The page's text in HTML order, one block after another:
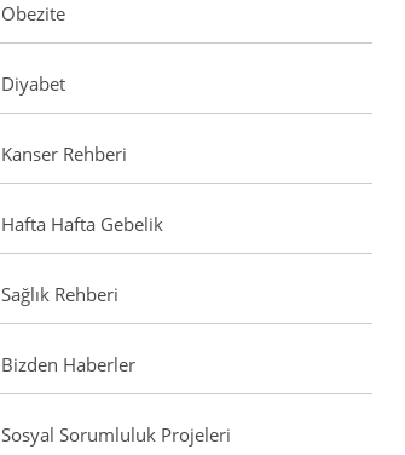
Obezite
Diyabet
Kanser Rehberi
Hafta Hafta Gebelik
Sağlık Rehberi
Bizden Haberler
Sosyal Sorumluluk Projeleri